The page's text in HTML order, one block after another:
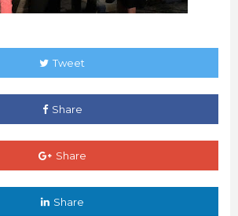
Tweet
Share
Share
Share